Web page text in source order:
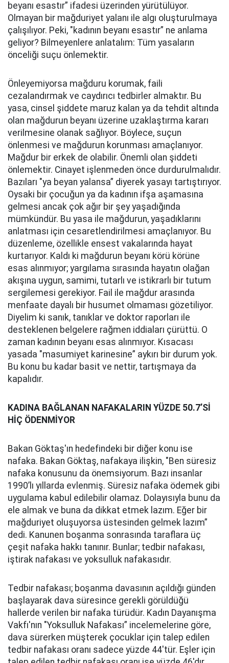
beyanı esastır” ifadesi üzerinden yürütülüyor.
Olmayan bir mağduriyet yalanı ile algı oluşturulmaya
çalışılıyor. Peki, "kadının beyanı esastır” ne anlama
geliyor? Bilmeyenlere anlatalım: Tüm yasaların
önceliği suçu önlemektir.
Önleyemiyorsa mağduru korumak, faili
cezalandırmak ve caydırıcı tedbirler almaktır. Bu
yasa, cinsel şiddete maruz kalan ya da tehdit altında
olan mağdurun beyanı üzerine uzaklaştırma kararı
verilmesine olanak sağlıyor. Böylece, suçun
önlenmesi ve mağdurun korunması amaçlanıyor.
Mağdur bir erkek de olabilir. Önemli olan şiddeti
önlemektir. Cinayet işlenmeden önce durdurulmalıdır.
Bazıları "ya beyan yalansa” diyerek yasayı tartıştırıyor.
Oysaki bir çocuğun ya da kadının ifşa aşamasına
gelmesi ancak çok ağır bir şey yaşadığında
mümkündür. Bu yasa ile mağdurun, yaşadıklarını
anlatması için cesaretlendirilmesi amaçlanıyor. Bu
düzenleme, özellikle ensest vakalarında hayat
kurtarıyor. Kaldı ki mağdurun beyanı körü körüne
esas alınmıyor; yargılama sırasında hayatın olağan
akışına uygun, samimi, tutarlı ve istikrarlı bir tutum
sergilemesi gerekiyor. Fail ile mağdur arasında
menfaate dayalı bir husumet olmaması gözetiliyor.
Diyelim ki sanık, tanıklar ve doktor raporları ile
desteklenen belgelere rağmen iddiaları çürüttü. O
zaman kadının beyanı esas alınmıyor. Kısacası
yasada "masumiyet karinesine” aykırı bir durum yok.
Bu konu bu kadar basit ve nettir, tartışmaya da
kapalıdır.
KADINA BAĞLANAN NAFAKALARIN YÜZDE 50.7’Sİ
HİÇ ÖDENMİYOR
Bakan Göktaş'ın hedefindeki bir diğer konu ise
nafaka. Bakan Göktaş, nafakaya ilişkin, "Ben süresiz
nafaka konusunu da önemsiyorum. Bazı insanlar
1990’lı yıllarda evlenmiş. Süresiz nafaka ödemek gibi
uygulama kabul edilebilir olamaz. Dolayısıyla bunu da
ele almak ve buna da dikkat etmek lazım. Eğer bir
mağduriyet oluşuyorsa üstesinden gelmek lazım”
dedi. Kanunen boşanma sonrasında taraflara üç
çeşit nafaka hakkı tanınır. Bunlar; tedbir nafakası,
iştirak nafakası ve yoksulluk nafakasıdır.
Tedbir nafakası; boşanma davasının açıldığı günden
başlayarak dava süresince gerekli görüldüğü
hallerde verilen bir nafaka türüdür. Kadın Dayanışma
Vakfı'nın "Yoksulluk Nafakası” incelemelerine göre,
dava sürerken müşterek çocuklar için talep edilen
tedbir nafakası oranı sadece yüzde 44'tür. Eşler için